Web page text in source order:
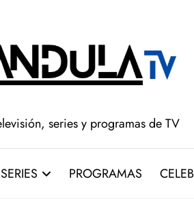
series y programas de TV
SERIES PROGRAMAS